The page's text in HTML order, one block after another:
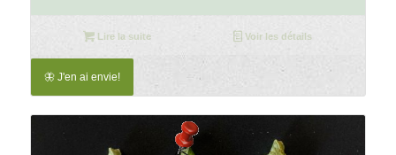
initial
41,00 €.
Lire la suite Voir les détails
🦋 J'en ai envie!